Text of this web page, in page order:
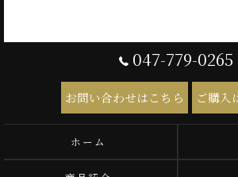
047-779-0265
お問い合わせはこちら ご購入
ホーム